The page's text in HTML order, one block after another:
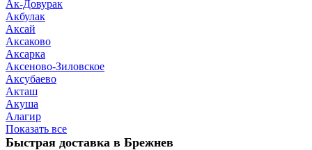
Ак-Довурак
Акбулак
Аксай
Аксаково
Аксарка
Аксеново-Зиловское
Аксубаево
Акташ
Акуша
Алагир
Показать все
Быстрая доставка в Брежнев